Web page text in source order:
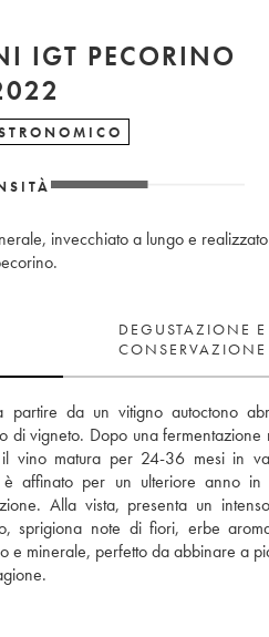
IGT PECORINO
invecchiato a lungo e
DEGUSTAZIONE E
CONSERVAZIONE
da un vitigno autoctono
di vigneto. Dopo una fermentazione
vino matura per 24-36 mesi in
è affinato per un ulteriore anno in
Alla vista, presenta un
sprigiona note di fiori, erbe
e minerale, perfetto da abbinare a